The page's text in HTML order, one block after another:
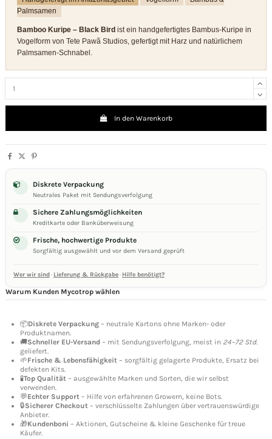
Palmsamen
Bamboo Kuripe – Black Bird ist ein handgefertigtes Bambus-Kuripe in
Vogelform von Tete Pawã Studios, gefertigt mit Harz und natürlichem
Palmsamen-Schnabel.
In den Warenkorb
Diskrete Verpackung
Neutrales Paket mit Sendungsverfolgung
Sichere Zahlungsmöglichkeiten
Kreditkarte oder Banküberweisung
Frische, hochwertige Produkte
Sorgfältig ausgewählt und vor dem Versand geprüft
Wer wir sind· Lieferung & Rückgabe· Hilfe benötigt?
Warum Kunden Mycotrop wählen
📦Diskrete Verpackung – neutrale Kartons ohne Marken- oder
Produktnamen.
🚚Schneller EU-Versand – mit Sendungsverfolgung, meist in 24–72 Std.
geliefert.
🌱Frische & Lebensfähigkeit – sorgfältig gelagerte Produkte, Ersatz bei
defekten Kits.
🧪Top Qualität – ausgewählte Marken und Sorten, die wir selbst
verwenden.
💬Echter Support – Hilfe von erfahrenen Growern, keine Bots.
🔒Sicherer Checkout – verschlüsselte Zahlungen über vertrauenswürdige
Anbieter.
🎁Kundenboni – Aktionen, Gutscheine & kleine Geschenke für treue
Käufer.